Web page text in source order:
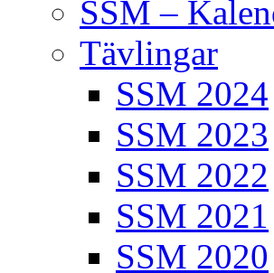
SSM –
Tävlingar
SSM 2024
SSM 2023
SSM 2022
SSM 2021
SSM 2020